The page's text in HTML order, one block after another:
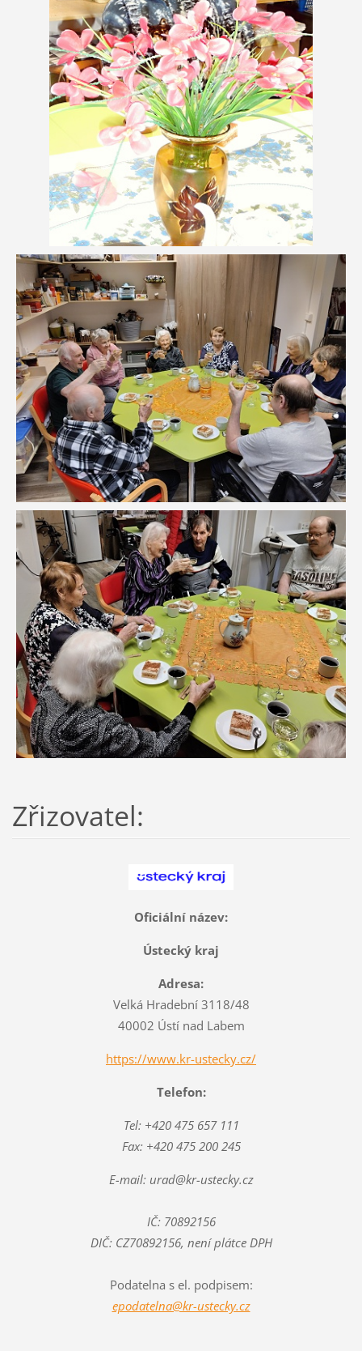
Zřizovatel:
Oficiální název:
Ústecký kraj
Adresa:
Velká Hradební 3118/48
40002 Ústí nad Labem
https://www.kr-ustecky.cz/
Telefon:
Tel: +420 475 657 111
Fax: +420 475 200 245
E-mail: urad@kr-ustecky.cz
IČ: 70892156
DIČ: CZ70892156, není plátce DPH
Podatelna s el. podpisem:
epodatelna@kr-ustecky.cz